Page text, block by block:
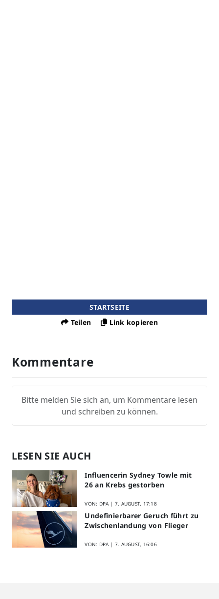
STARTSEITE
Teilen
Link kopieren
Kommentare
Bitte melden Sie sich an, um Kommentare lesen
und schreiben zu können.
LESEN SIE AUCH
Influencerin Sydney Towle mit
26 an Krebs gestorben
VON: DPA | 7. AUGUST, 17:18
Undefinierbarer Geruch führt zu
Zwischenlandung von Flieger
VON: DPA | 7. AUGUST, 16:06